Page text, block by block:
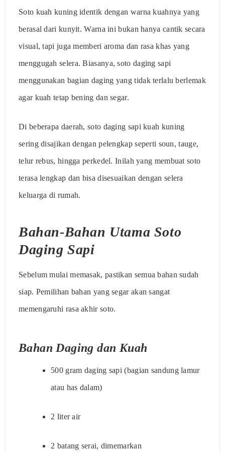
Soto kuah kuning identik dengan warna kuahnya yang
berasal dari kunyit. Warna ini bukan hanya cantik secara
visual, tapi juga memberi aroma dan rasa khas yang
menggugah selera. Biasanya, soto daging sapi
menggunakan bagian daging yang tidak terlalu berlemak
agar kuah tetap bening dan segar.
Di beberapa daerah, soto daging sapi kuah kuning
sering disajikan dengan pelengkap seperti soun, tauge,
telur rebus, hingga perkedel. Inilah yang membuat soto
terasa lengkap dan bisa disesuaikan dengan selera
keluarga di rumah.
Bahan-Bahan Utama Soto
Daging Sapi
Sebelum mulai memasak, pastikan semua bahan sudah
siap. Pemilihan bahan yang segar akan sangat
memengaruhi rasa akhir soto.
Bahan Daging dan Kuah
500 gram daging sapi (bagian sandung lamur
atau has dalam)
2 liter air
2 batang serai, dimemarkan